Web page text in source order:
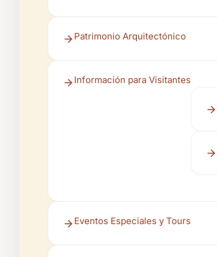
Patrimonio Arquitectónico
Información para Visitantes
Eventos Especiales y Tours